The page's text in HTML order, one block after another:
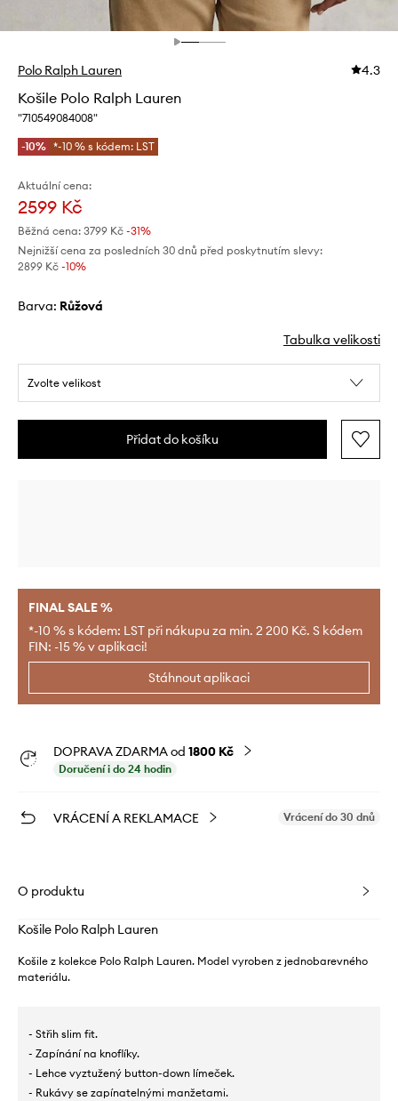
Polo Ralph Lauren 4.3
Košile Polo Ralph Lauren
"710549084008"
-10% *-10 % s kódem: LST
Aktuální cena:
2599 Kč
Běžná cena: 3799 Kč -31%
Nejnižší cena za posledních 30 dnů před poskytnutím slevy:
2899 Kč -10%
Barva: růžová
Tabulka velikosti
Zvolte velikost
Přidat do košíku
FINAL SALE %
*-10 % s kódem: LST při nákupu za min. 2 200 Kč. S kódem
FIN: -15 % v aplikaci!
Stáhnout aplikaci
DOPRAVA ZDARMA od 1800 Kč
Doručení i do 24 hodin
VRÁCENÍ A REKLAMACE Vrácení do 30 dnů
O produktu
Košile Polo Ralph Lauren
Košile z kolekce Polo Ralph Lauren. Model vyroben z jednobarevného
materiálu.
- Střih slim fit.
- Zapínání na knoflíky.
- Lehce vyztužený button-down límeček.
- Rukávy se zapínatelnými manžetami.